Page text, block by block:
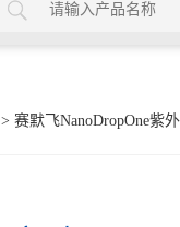
>赛默飞NanoDropOne紫